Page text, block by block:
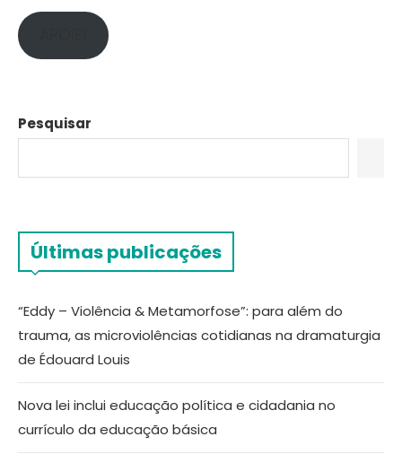
Pesquisar
Últimas publicações
“Eddy – Violência & Metamorfose”: para além do
trauma, as microviolências cotidianas na dramaturgia
de Édouard Louis
Nova lei inclui educação política e cidadania no
currículo da educação básica